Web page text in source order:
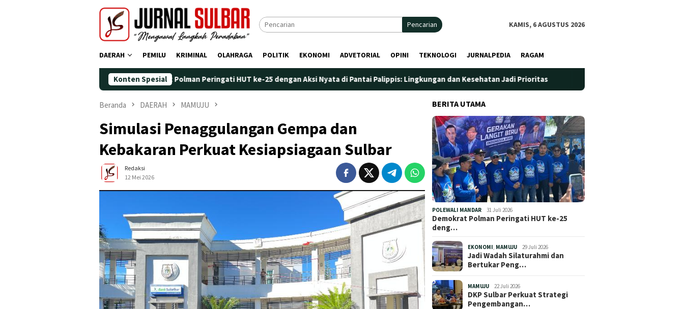
Pencarian KAMIS, 6 AGUSTUS 2026
DAERAH PEMILU KRIMINAL OLAHRAGA POLITIK EKONOMI ADVETORIAL OPINI TEKNOLOGI JURNALPEDIA RAGAM
Konten Spesial
Demokrat Polman Peringati HUT ke-25 dengan Aksi Nyata di Pantai Palippis: Lingkungan dan Kesehatan Jadi Prioritas Jadi Wadah Silaturahmi dan Bertukar
Beranda DAERAH MAMUJU
Simulasi Penaggulangan Gempa dan
Kebakaran Perkuat Kesiapsiagaan Sulbar
Redaksi
12 Mei 2026
BERITA UTAMA
POLEWALI MANDAR 31 Juli 2026
Demokrat Polman Peringati HUT ke-25
deng…
EKONOMI MAMUJU 29 Juli 2026
Jadi Wadah Silaturahmi dan
Bertukar Peng…
MAMUJU 22 Juli 2026
DKP Sulbar Perkuat Strategi
Pengembangan…